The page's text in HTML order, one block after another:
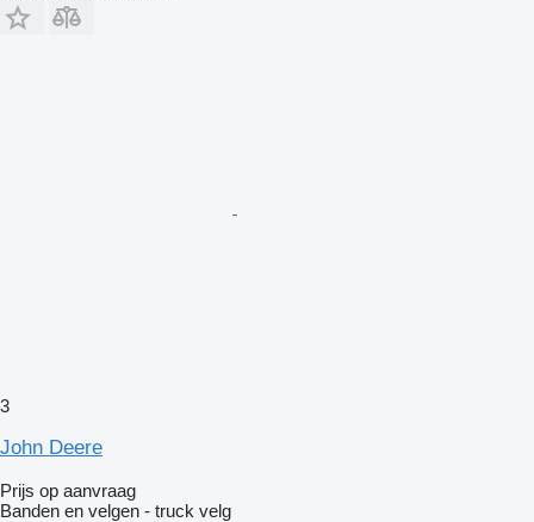
3
John Deere
Prijs op aanvraag
Banden en velgen - truck velg